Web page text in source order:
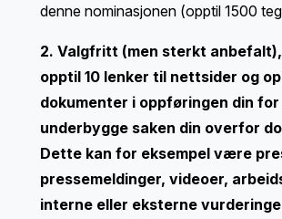
denne nominasjonen (opptil 1500
2. Valgfritt (men sterkt
opptil 10 lenker til nettsider og
dokumenter i oppføringen din for
underbygge saken din overfor
Dette kan for eksempel være
pressemeldinger, videoer,
interne eller eksterne